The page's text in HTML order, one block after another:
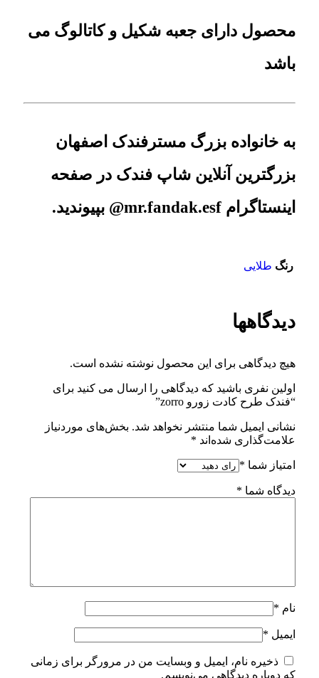
محصول دارای جعبه شکیل و کاتالوگ می
باشد
به خانواده بزرگ مسترفندک اصفهان
بزرگترین آنلاین شاپ فندک در صفحه
اینستاگرام mr.fandak.esf@ بپیوندید.
رنگ طلایی
دیدگاهها
هیچ دیدگاهی برای این محصول نوشته نشده است.
اولین نفری باشید که دیدگاهی را ارسال می کنید برای
“فندک طرح کادت زورو zorro”
نشانی ایمیل شما منتشر نخواهد شد. بخش‌های موردنیاز
علامت‌گذاری شده‌اند *
امتیاز شما *
دیدگاه شما *
نام *
ایمیل *
ذخیره نام، ایمیل و وبسایت من در مرورگر برای زمانی
که دوباره دیدگاهی می‌نویسم.